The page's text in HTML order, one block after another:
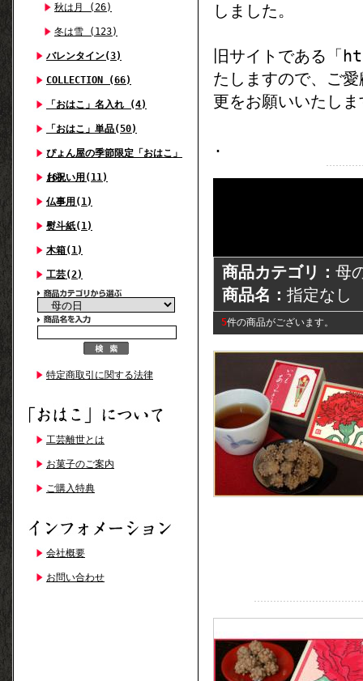
秋は月 (26)
冬は雪 (123)
バレンタイン(3)
COLLECTION (66)
「おはこ」名入れ (4)
「おはこ」単品(50)
ぴょん屋の季節限定「おはこ」
(6)
お祝い用(11)
仏事用(1)
熨斗紙(1)
木箱(1)
工芸(2)
特定商取引に関する法律
工芸離世とは
お菓子のご案内
ご購入特典
会社概要
お問い合わせ
しました。
旧サイトである
たしますので、ご
更をお願いいたしま
.
商品カテゴリ： 母
商品名： 指定なし
5件の商品がございます。